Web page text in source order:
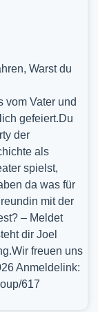
Warst du
vom Vater und
gefeiert.Du
der
als
spielst,
da was für
mit der
– Meldet
dir Joel
freuen uns
Anmeldelink:
617